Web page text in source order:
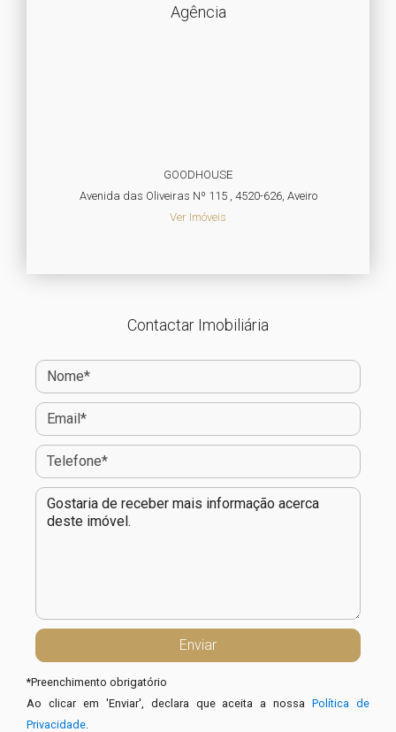
Agência
GOODHOUSE
Avenida das Oliveiras Nº 115 , 4520-626, Aveiro
Ver Imóveis
Contactar Imobiliária
*Preenchimento obrigatório
Ao clicar em 'Enviar', declara que aceita a nossaPolítica de
Privacidade